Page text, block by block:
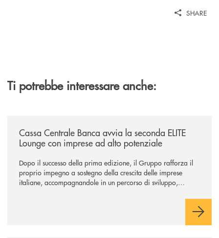
SHARE
Ti potrebbe interessare anche:
Cassa Centrale Banca avvia la seconda ELITE
Lounge con imprese ad alto potenziale
Dopo il successo della prima edizione, il Gruppo rafforza il
proprio impegno a sostegno della crescita delle imprese
italiane, accompagnandole in un percorso di sviluppo,